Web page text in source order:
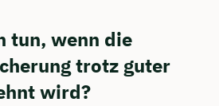
tun, wenn die
trotz guter
wird?